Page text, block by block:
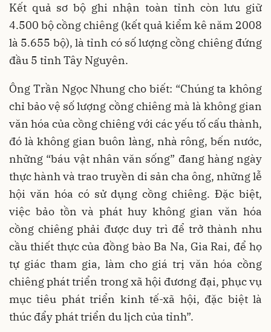
Kết quả sơ bộ ghi nhận toàn tỉnh còn lưu giữ
4.500 bộ cồng chiêng (kết quả kiểm kê năm 2008
là 5.655 bộ), là tỉnh có số lượng cồng chiêng đứng
đầu 5 tỉnh Tây Nguyên.
Ông Trần Ngọc Nhung cho biết: “Chúng ta không
chỉ bảo vệ số lượng cồng chiêng mà là không gian
văn hóa của cồng chiêng với các yếu tố cấu thành,
đó là không gian buôn làng, nhà rông, bến nước,
những “báu vật nhân văn sống” đang hàng ngày
thực hành và trao truyền di sản cha ông, những lễ
hội văn hóa có sử dụng cồng chiêng. Đặc biệt,
việc bảo tồn và phát huy không gian văn hóa
cồng chiêng phải được duy trì để trở thành nhu
cầu thiết thực của đồng bào Ba Na, Gia Rai, để họ
tự giác tham gia, làm cho giá trị văn hóa cồng
chiêng phát triển trong xã hội đương đại, phục vụ
mục tiêu phát triển kinh tế-xã hội, đặc biệt là
thúc đẩy phát triển du lịch của tỉnh”.